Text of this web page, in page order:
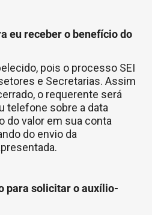
eu receber o benefício do
pois o processo SEI
e Secretarias. Assim
o requerente será
telefone sobre a data
do valor em sua conta
do envio da
para solicitar o auxílio-